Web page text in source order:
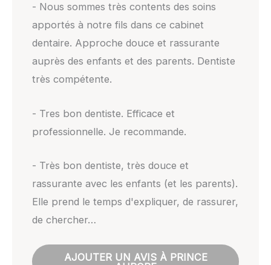
- Nous sommes très contents des soins
apportés à notre fils dans ce cabinet
dentaire. Approche douce et rassurante
auprès des enfants et des parents. Dentiste
très compétente.
- Tres bon dentiste. Efficace et
professionnelle. Je recommande.
- Très bon dentiste, très douce et
rassurante avec les enfants (et les parents).
Elle prend le temps d'expliquer, de rassurer,
de chercher…
AJOUTER UN AVIS À PRINCE